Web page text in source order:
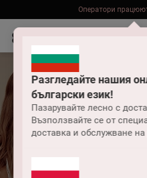
Разгледайте нашия
български език!
Пазарувайте лесно с
Възползвайте се от
доставка и обслужване на
Оператори
Безкоштовна доставка до